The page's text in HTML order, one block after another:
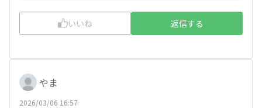
いいね 返信する
やま
2026/03/06 16:57